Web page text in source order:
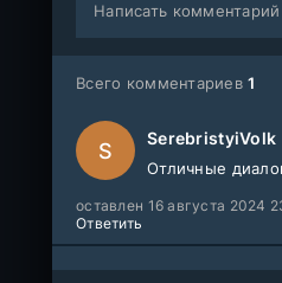
Написать комментарий
Всего комментариев1
S SerebristyiVolk
Отличные
оставлен 16 августа 2024
Ответить